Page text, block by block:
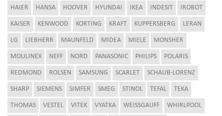
HAIER HANSA HOOVER HYUNDAI IKEA INDESIT IROBOT
KAISER KENWOOD KORTING KRAFT KUPPERSBERG LERAN
LG LIEBHERR MAUNFELD MIDEA MIELE MONSHER
MOULINEX NEFF NORD PANASONIC PHILIPS POLARIS
REDMOND ROLSEN SAMSUNG SCARLET SCHAUB-LORENZ
SHARP SIEMENS SIMFER SMEG STINOL TEFAL TEKA
THOMAS VESTEL VITEK VYATKA WEISSGAUFF WHIRLPOOL